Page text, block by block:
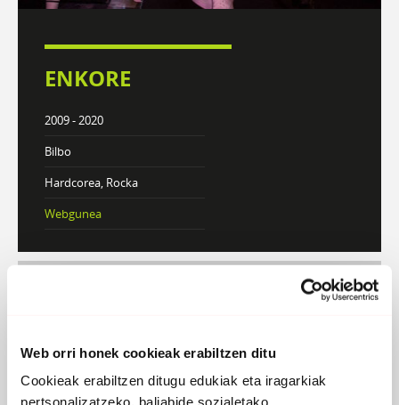
Web orri honek cookieak erabiltzen ditu
Cookieak erabiltzen ditugu edukiak eta iragarkiak
pertsonalizatzeko, baliabide sozialetako
ENKORE
2009 - 2020
Bilbo
Hardcorea, Rocka
Webgunea
BIOGRAFIA
Atzera